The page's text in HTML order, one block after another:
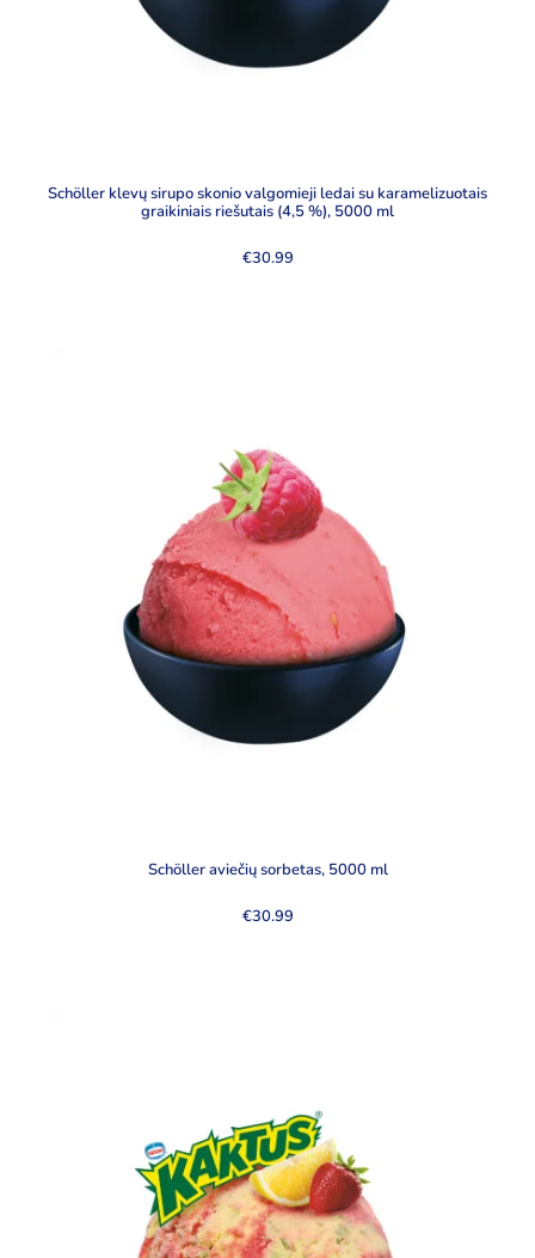
Schöller klevų sirupo skonio valgomieji ledai su karamelizuotais
graikiniais riešutais (4,5 %), 5000 ml
€30.99
Schöller aviečių sorbetas, 5000 ml
€30.99